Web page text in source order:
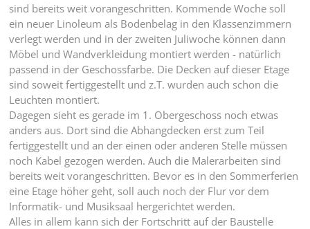
sind bereits weit vorangeschritten. Kommende Woche soll
ein neuer Linoleum als Bodenbelag in den Klassenzimmern
verlegt werden und in der zweiten Juliwoche können dann
Möbel und Wandverkleidung montiert werden - natürlich
passend in der Geschossfarbe. Die Decken auf dieser Etage
sind soweit fertiggestellt und z.T. wurden auch schon die
Leuchten montiert.
Dagegen sieht es gerade im 1. Obergeschoss noch etwas
anders aus. Dort sind die Abhangdecken erst zum Teil
fertiggestellt und an der einen oder anderen Stelle müssen
noch Kabel gezogen werden. Auch die Malerarbeiten sind
bereits weit vorangeschritten. Bevor es in den Sommerferien
eine Etage höher geht, soll auch noch der Flur vor dem
Informatik- und Musiksaal hergerichtet werden.
Alles in allem kann sich der Fortschritt auf der Baustelle